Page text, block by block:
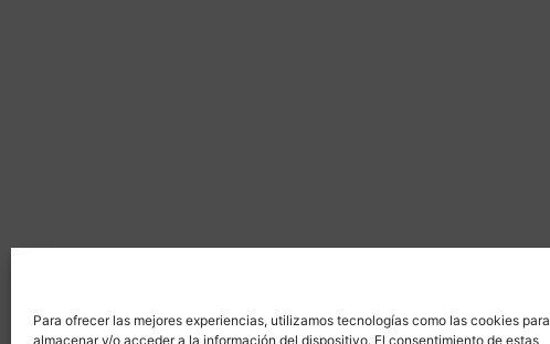
Para ofrecer las mejores experiencias, utilizamos tecnologías como las cookies para
almacenar y/o acceder a la información del dispositivo. El consentimiento de estas